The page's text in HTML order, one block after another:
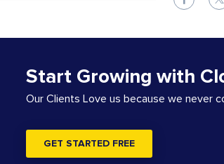
Start Growing with
Our Clients Love us because we never
GET STARTED FREE